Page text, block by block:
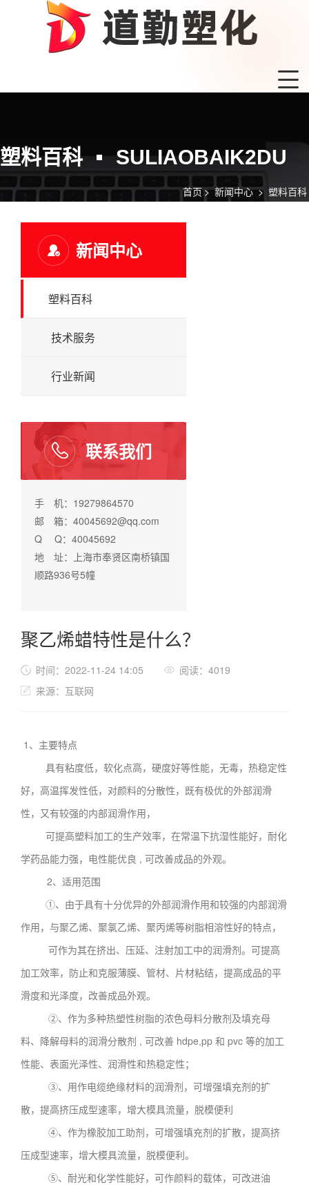
塑料百科 SULIAOBAIK2DU
首页 >新闻中心> 塑料百科
新闻中心
塑料百科
技术服务
行业新闻
联系我们
手 机：19279864570
邮 箱：40045692@qq.com
Q Q：40045692
地 址：上海市奉贤区南桥镇国
顺路936号5幢
聚乙烯蜡特性是什么？
时间：2022-11-24 14:05
阅读：4019
来源：互联网
1、主要特点
具有粘度低，软化点高，硬度好等性能，无毒，热稳定性
好，高温挥发性低，对颜料的分散性，既有极优的外部润滑
性，又有较强的内部润滑作用，
可提高塑料加工的生产效率，在常温下抗湿性能好，耐化
学药品能力强，电性能优良 , 可改善成品的外观。
2、适用范围
①、由于具有十分优异的外部润滑作用和较强的内部润滑
作用，与聚乙烯、聚氯乙烯、聚丙烯等树脂相溶性好的特点，
可作为其在挤出、压延、注射加工中的润滑剂。可提高
加工效率，防止和克服薄膜、管材、片材粘结，提高成品的平
滑度和光泽度，改善成品外观。
②、作为多种热塑性树脂的浓色母料分散剂及填充母
料、降解母料的润滑分散剂 , 可改善 hdpe,pp 和 pvc 等的加工
性能、表面光泽性、润滑性和热稳定性；
③、用作电缆绝缘材料的润滑剂，可增强填充剂的扩
散，提高挤压成型速率，增大模具流量，脱模便利
④、作为橡胶加工助剂，可增强填充剂的扩散，提高挤
压成型速率，增大模具流量，脱模便利。
⑤、耐光和化学性能好，可作颜料的载体，可改进油